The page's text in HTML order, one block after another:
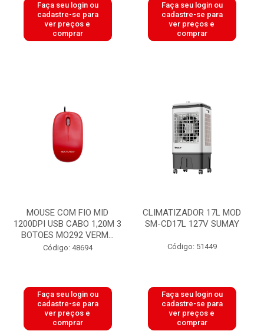
Faça seu login ou
cadastre-se para
ver preços e
comprar
Faça seu login ou
cadastre-se para
ver preços e
comprar
MOUSE COM FIO MID
1200DPI USB CABO 1,20M 3
BOTOES MO292 VERM...
Código: 48694
Faça seu login ou
cadastre-se para
ver preços e
comprar
CLIMATIZADOR 17L MOD
SM-CD17L 127V SUMAY
Código: 51449
Faça seu login ou
cadastre-se para
ver preços e
comprar